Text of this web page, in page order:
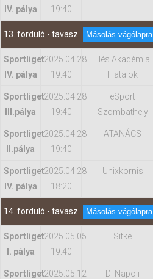
IV. pálya
19:40
13. forduló - tavasz Másolás vágólapra
Sportliget
IV. pálya
2025.04.28
19:40
Illés Akadémia
Fiatalok
Sportliget
IIl.pálya
2025.04.28
19:40
eSport
Szombathely
Sportliget
II.pálya
2025.04.28
19:40
ATANÁCS
Sportliget
IV. pálya
2025.04.28
18:20
Unixkornis
14. forduló - tavasz Másolás vágólapra
Sportliget
I. pálya
2025.05.05
19:40
Sitke
Sportliget2025.05.12
Di Napoli